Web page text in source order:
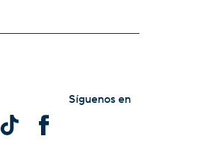
Síguenos en